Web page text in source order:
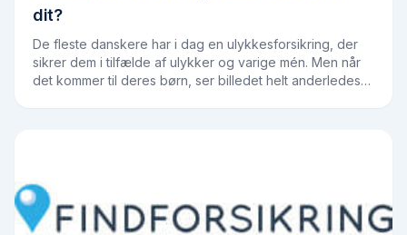
dit?
De fleste danskere har i dag en ulykkesforsikring, der
sikrer dem i tilfælde af ulykker og varige mén. Men når
det kommer til deres børn, ser billedet helt anderledes